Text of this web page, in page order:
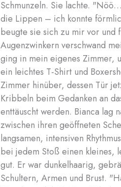
Schmunzeln. Sie lachte.
die Lippen – ich konnte
beugte sie sich zu mir vor und
Augenzwinkern verschwand
ging in mein eigenes Zimmer,
ein leichtes T-Shirt und
Zimmer hinüber, dessen Tür
Kribbeln beim Gedanken an
enttäuscht werden. Bianca lag
zwischen ihren geöffneten
langsamen, intensiven
bei jedem Stoß einen kleines,
gut. Er war dunkelhaarig,
Schultern, Armen und Brust.